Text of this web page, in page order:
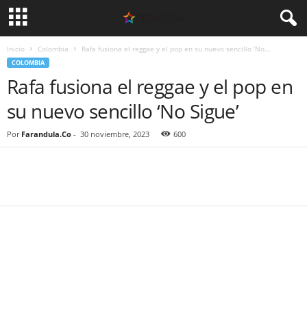
Inicio Colombia Rafa fusiona el reggae y el pop en su nuevo sencillo ‘No...
COLOMBIA
Rafa fusiona el reggae y el pop en
su nuevo sencillo ‘No Sigue’
Por Farandula.Co - 30 noviembre, 2023 600